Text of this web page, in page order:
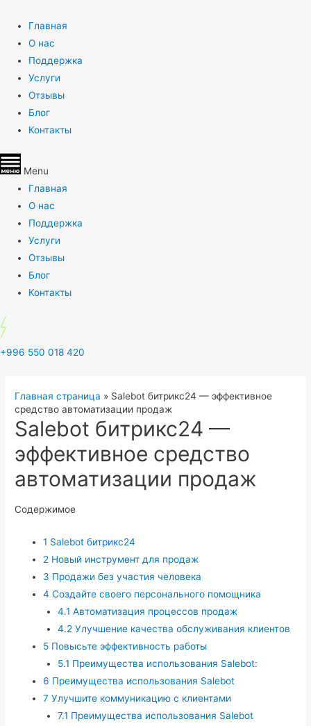
Главная
О нас
Поддержка
Услуги
Отзывы
Блог
Контакты
Menu
Главная
О нас
Поддержка
Услуги
Отзывы
Блог
Контакты
+996 550 018 420
Главная страница » Salebot битрикс24 — эффективное
средство автоматизации продаж
Salebot битрикс24 —
эффективное средство
автоматизации продаж
Содержимое
1 Salebot битрикс24
2 Новый инструмент для продаж
3 Продажи без участия человека
4 Создайте своего персонального помощника
4.1 Автоматизация процессов продаж
4.2 Улучшение качества обслуживания клиентов
5 Повысьте эффективность работы
5.1 Преимущества использования Salebot:
6 Преимущества использования Salebot
7 Улучшите коммуникацию с клиентами
7.1 Преимущества использования Salebot